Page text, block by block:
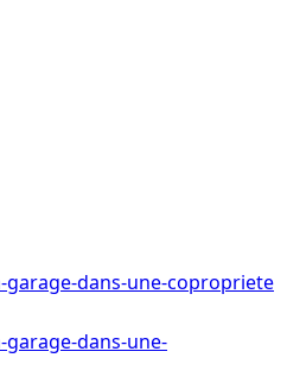
dans-une-copropriete
dans-une-